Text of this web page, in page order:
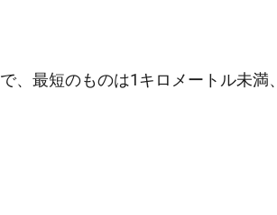
、最短のものは1キロメートル未満、